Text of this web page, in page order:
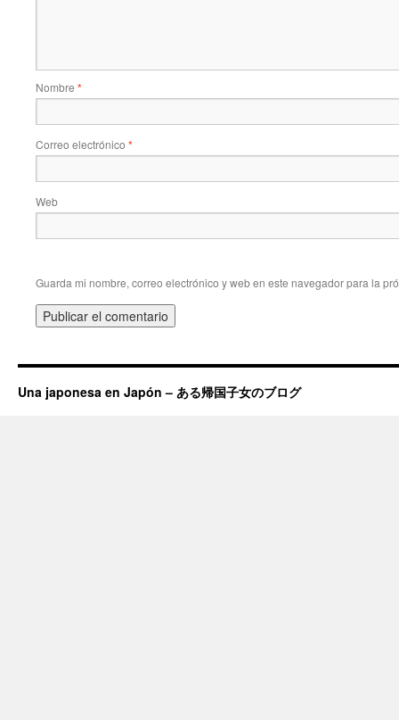
Nombre *
Correo electrónico *
Web
Guarda mi nombre, correo electrónico y web en este navegador para la
Una japonesa en Japón – ある帰国子女のブログ